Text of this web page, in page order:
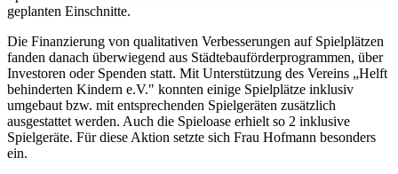
geplanten Einschnitte.
Die Finanzierung von qualitativen Verbesserungen auf Spielplätzen
fanden danach überwiegend aus Städtebauförderprogrammen, über
Investoren oder Spenden statt. Mit Unterstützung des Vereins „Helft
behinderten Kindern e.V." konnten einige Spielplätze inklusiv
umgebaut bzw. mit entsprechenden Spielgeräten zusätzlich
ausgestattet werden. Auch die Spieloase erhielt so 2 inklusive
Spielgeräte. Für diese Aktion setzte sich Frau Hofmann besonders
ein.